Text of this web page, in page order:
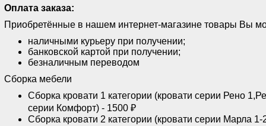
Оплата заказа:
Приобретённые в нашем интернет-магазине товары Вы
наличными курьеру при получении;
банковской картой при получении;
безналичным переводом
Сборка мебели
Сборка кровати 1 категории (кровати серии Рено
серии Комфорт) - 1500 ₽
Сборка кровати 2 категории (кровати серии Марла